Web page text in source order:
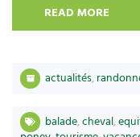
READ MORE
actualités,
balade,cheval,